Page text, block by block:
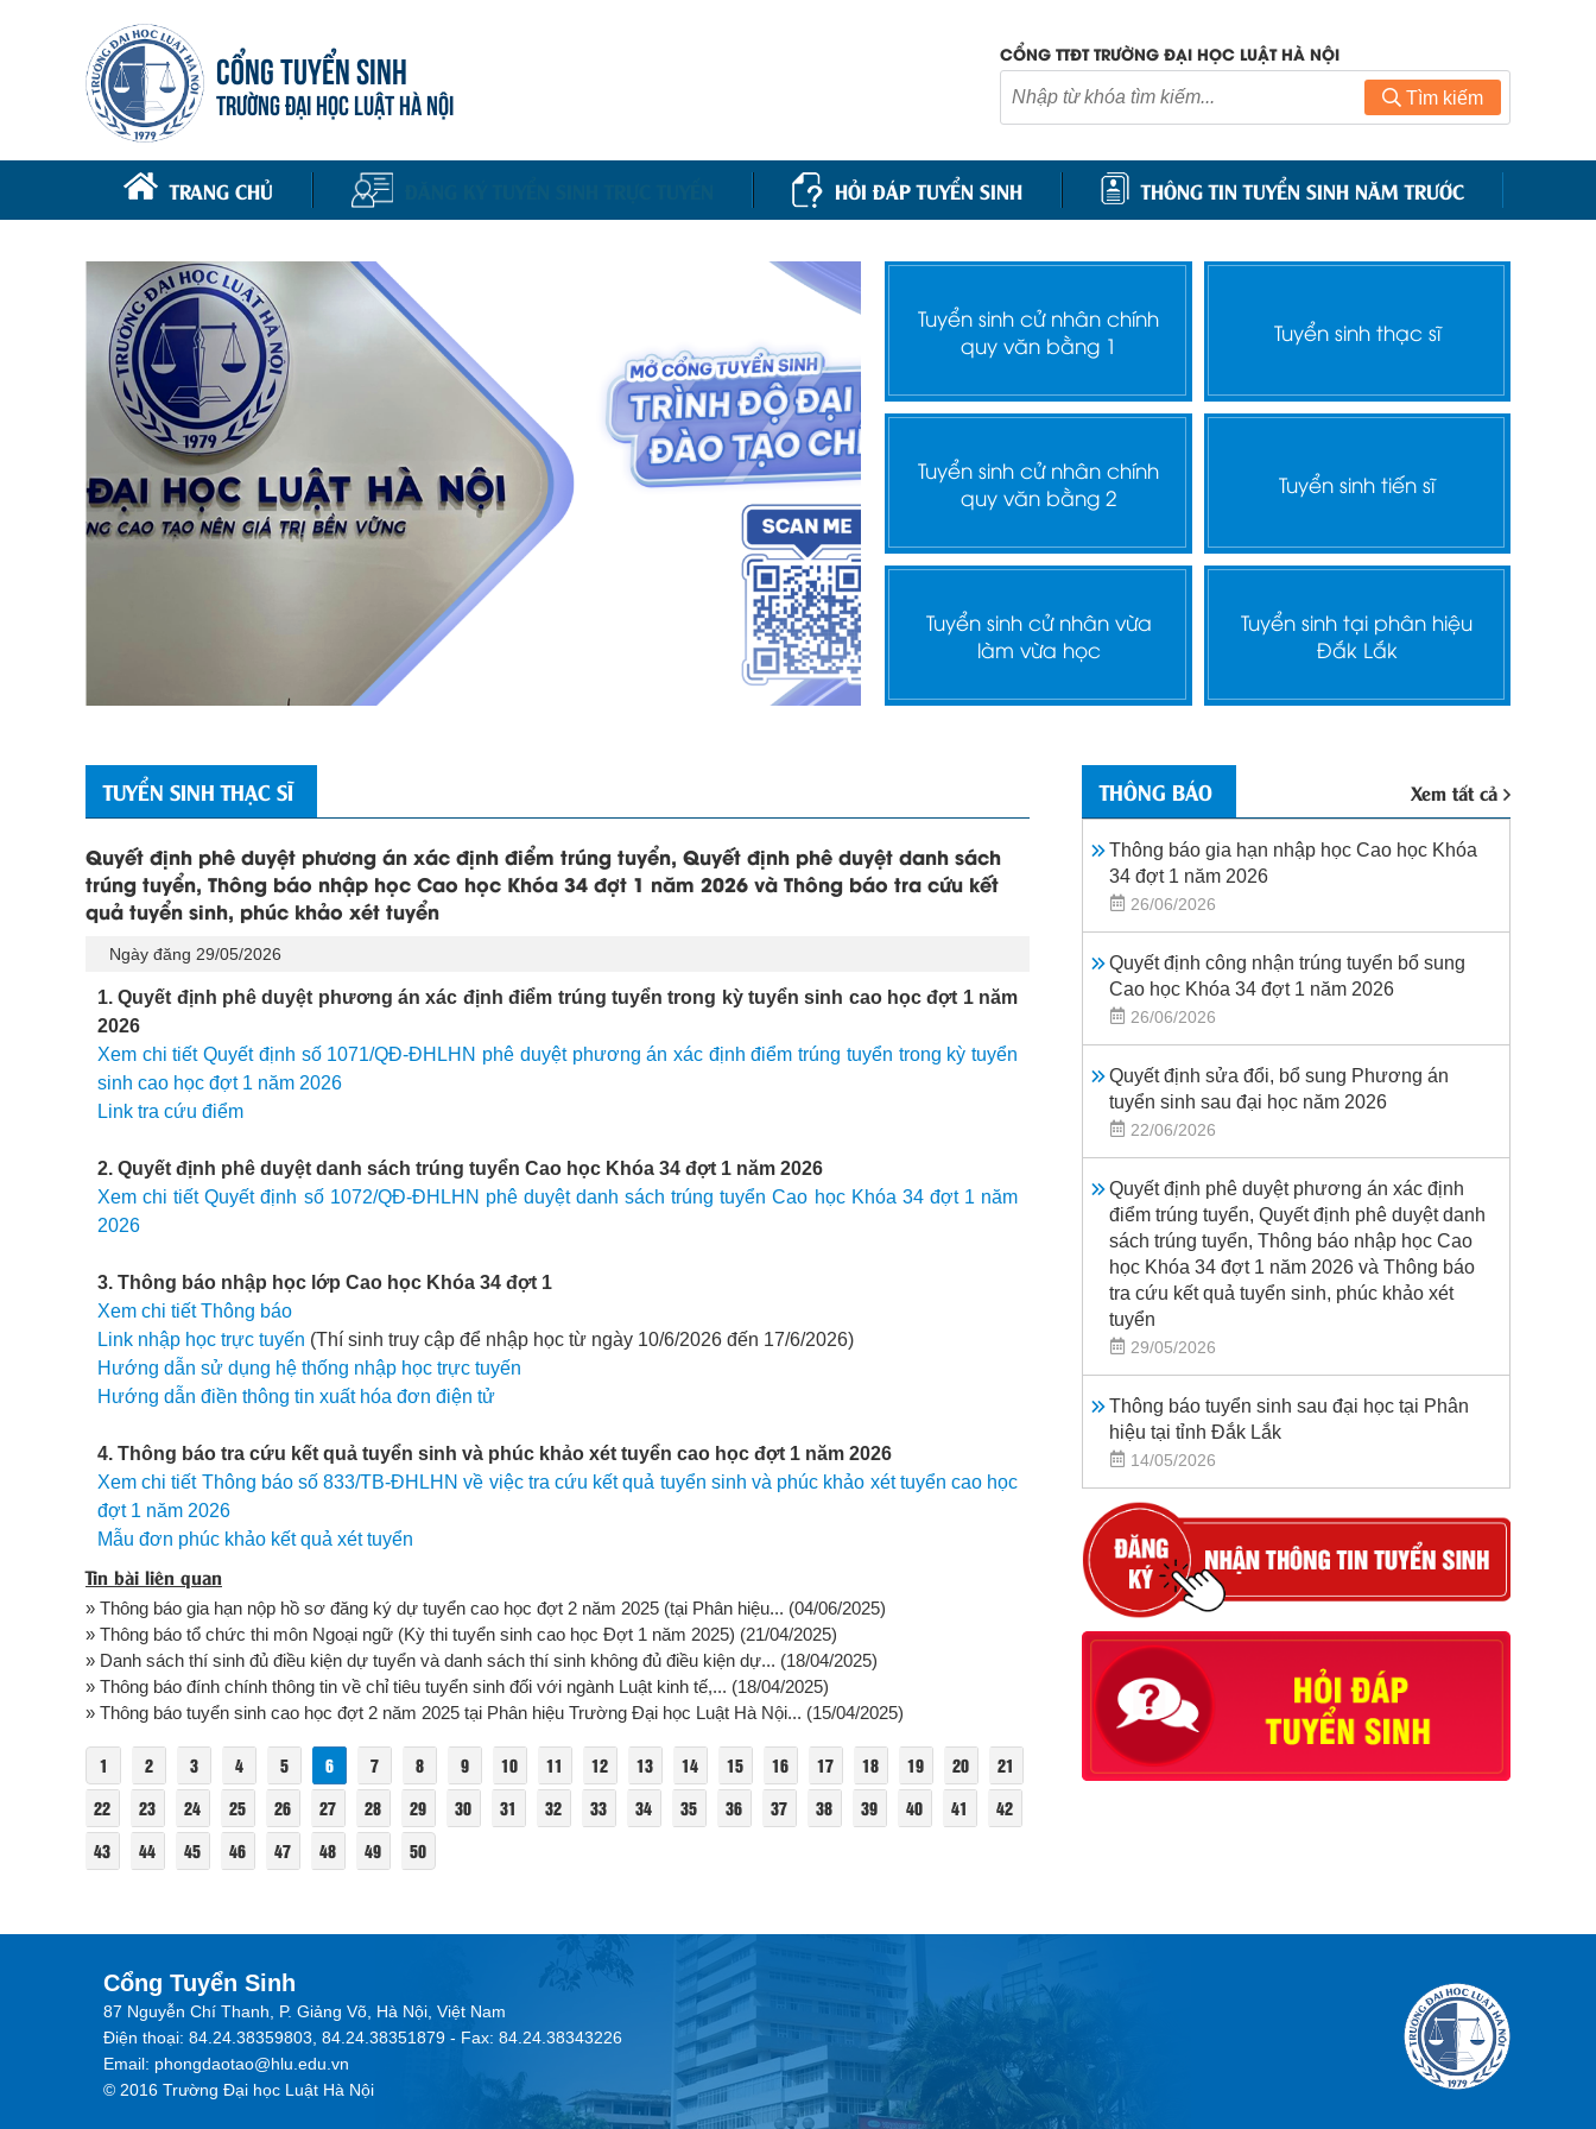
CỔNG TUYỂN SINH
TRƯỜNG ĐẠI HỌC LUẬT HÀ NỘI
CỔNG TTĐT TRƯỜNG ĐẠI HỌC LUẬT HÀ NỘI
Tìm kiếm
TRANG CHỦ HỎI ĐÁP TUYỂN SINH THÔNG TIN TUYỂN SINH NĂM TRƯỚC
Tuyển sinh cử nhân chính
quy văn bằng 1
Tuyển sinh thạc sĩ
Tuyển sinh cử nhân chính
quy văn bằng 2
Tuyển sinh tiến sĩ
Tuyển sinh cử nhân vừa
làm vừa học
Tuyển sinh tại phân hiệu
Đắk Lắk
TUYỂN SINH THẠC SĨ
Quyết định phê duyệt phương án xác định điểm trúng tuyển, Quyết định phê duyệt danh sách
trúng tuyển, Thông báo nhập học Cao học Khóa 34 đợt 1 năm 2026 và Thông báo tra cứu kết
quả tuyển sinh, phúc khảo xét tuyển
Ngày đăng 29/05/2026
1. Quyết định phê duyệt phương án xác định điểm trúng tuyển trong kỳ tuyển sinh cao học đợt 1 năm
2026
Xem chi tiết Quyết định số 1071/QĐ-ĐHLHN phê duyệt phương án xác định điểm trúng tuyển trong kỳ tuyển
sinh cao học đợt 1 năm 2026
Link tra cứu điểm
2. Quyết định phê duyệt danh sách trúng tuyển Cao học Khóa 34 đợt 1 năm 2026
Xem chi tiết Quyết định số 1072/QĐ-ĐHLHN phê duyệt danh sách trúng tuyển Cao học Khóa 34 đợt 1 năm
2026
3. Thông báo nhập học lớp Cao học Khóa 34 đợt 1
Xem chi tiết Thông báo
Link nhập học trực tuyến (Thí sinh truy cập để nhập học từ ngày 10/6/2026 đến 17/6/2026)
Hướng dẫn sử dụng hệ thống nhập học trực tuyến
Hướng dẫn điền thông tin xuất hóa đơn điện tử
4. Thông báo tra cứu kết quả tuyển sinh và phúc khảo xét tuyển cao học đợt 1 năm 2026
Xem chi tiết Thông báo số 833/TB-ĐHLHN về việc tra cứu kết quả tuyển sinh và phúc khảo xét tuyển cao học
đợt 1 năm 2026
Mẫu đơn phúc khảo kết quả xét tuyển
Tin bài liên quan
» Thông báo gia hạn nộp hồ sơ đăng ký dự tuyển cao học đợt 2 năm 2025 (tại Phân hiệu... (04/06/2025)
» Thông báo tổ chức thi môn Ngoại ngữ (Kỳ thi tuyển sinh cao học Đợt 1 năm 2025) (21/04/2025)
» Danh sách thí sinh đủ điều kiện dự tuyển và danh sách thí sinh không đủ điều kiện dự... (18/04/2025)
» Thông báo đính chính thông tin về chỉ tiêu tuyển sinh đối với ngành Luật kinh tế,... (18/04/2025)
» Thông báo tuyển sinh cao học đợt 2 năm 2025 tại Phân hiệu Trường Đại học Luật Hà Nội... (15/04/2025)
1 2 3 4 5 6 7 8 9 10 11 12 13 14 15 16 17 18 19 20
21
22
23 24 25 26 27 28 29 30 31 32 33 34 35 36 37 38 39 40 41
42
43
44 45 46 47 48 49 50
THÔNG BÁO Xem tất cả
Thông báo gia hạn nhập học Cao học Khóa
34 đợt 1 năm 2026
26/06/2026
Quyết định công nhận trúng tuyển bổ sung
Cao học Khóa 34 đợt 1 năm 2026
26/06/2026
Quyết định sửa đổi, bổ sung Phương án
tuyển sinh sau đại học năm 2026
22/06/2026
Quyết định phê duyệt phương án xác định
điểm trúng tuyển, Quyết định phê duyệt danh
sách trúng tuyển, Thông báo nhập học Cao
học Khóa 34 đợt 1 năm 2026 và Thông báo
tra cứu kết quả tuyển sinh, phúc khảo xét
tuyển
29/05/2026
Thông báo tuyển sinh sau đại học tại Phân
hiệu tại tỉnh Đắk Lắk
14/05/2026
Cổng Tuyển Sinh
87 Nguyễn Chí Thanh, P. Giảng Võ, Hà Nội, Việt Nam
Điện thoại: 84.24.38359803, 84.24.38351879 - Fax: 84.24.38343226
Email: phongdaotao@hlu.edu.vn
© 2016 Trường Đại học Luật Hà Nội